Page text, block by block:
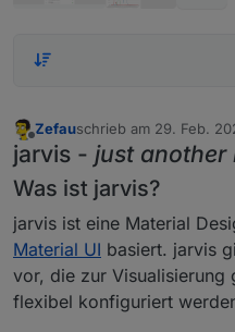
Offline
Zefauschrieb am 29. Feb.
zuletzt editiert von
jarvis - just another
Was ist jarvis?
jarvis ist eine Material
Material UI basiert. jarvis
vor, die zur Visualisierung
flexibel konfiguriert